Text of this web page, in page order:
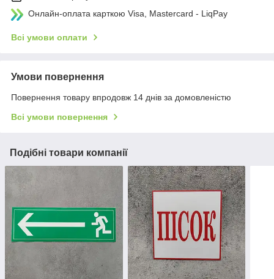
Онлайн-оплата карткою Visa, Mastercard - LiqPay
Всі умови оплати
Умови повернення
Повернення товару впродовж 14 днів за домовленістю
Всі умови повернення
Подібні товари компанії